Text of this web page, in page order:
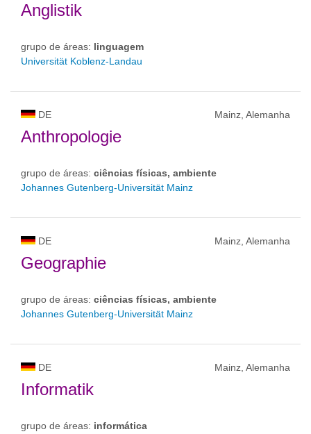
Anglistik
grupo de áreas: linguagem
Universität Koblenz-Landau
DE Mainz, Alemanha
Anthropologie
grupo de áreas: ciências físicas, ambiente
Johannes Gutenberg-Universität Mainz
DE Mainz, Alemanha
Geographie
grupo de áreas: ciências físicas, ambiente
Johannes Gutenberg-Universität Mainz
DE Mainz, Alemanha
Informatik
grupo de áreas: informática